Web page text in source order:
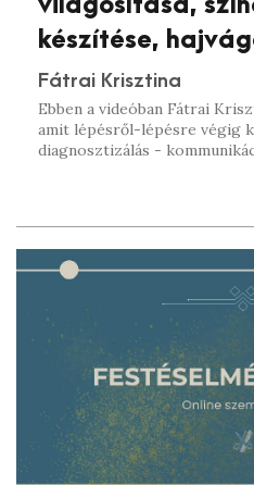
világosítása,
készítése,
Fátrai Krisztina
Ebben a videóban Fátrai
amit lépésről-lépésre végig
diagnosztizálás -